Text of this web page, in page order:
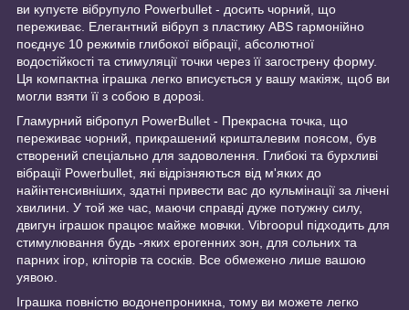
ви купуєте вібрупуло Powerbullet - досить чорний, що
переживає. Елегантний вібруп з пластику ABS гармонійно
поєднує 10 режимів глибокої вібрації, абсолютної
водостійкості та стимуляції точки через її загострену форму.
Ця компактна іграшка легко вписується у вашу макіяж, щоб ви
могли взяти її з собою в дорозі.
Гламурний вібропул PowerBullet - Прекрасна точка, що
переживає чорний, прикрашений кришталевим поясом, був
створений спеціально для задоволення. Глибокі та бурхливі
вібрації Powerbullet, які відрізняються від м'яких до
найінтенсивніших, здатні привести вас до кульмінації за лічені
хвилини. У той же час, маючи справді дуже потужну силу,
двигун іграшок працює майже мовчки. Vibroopul підходить для
стимулювання будь -яких ерогенних зон, для сольних та
парних ігор, кліторів та сосків. Все обмежено лише вашою
уявою.
Іграшка повністю водонепроникна, тому ви можете легко